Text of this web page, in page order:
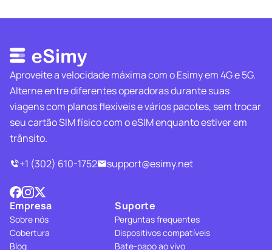
Aproveite a velocidade máxima com o Esimy em 4G e 5G.
Alterne entre diferentes operadoras durante suas
viagens com planos flexíveis e vários pacotes, sem trocar
seu cartão SIM físico com o eSIM enquanto estiver em
trânsito.
+1 (302) 610-1752
support@esimy.net
Empresa
Sobre nós
Cobertura
Blog
Suporte
Perguntas frequentes
Dispositivos compatíveis
Bate-papo ao vivo